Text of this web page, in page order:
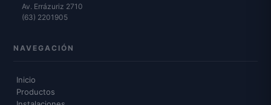
Av. Errázuriz 2710
(63) 2201905
NAVEGACIÓN
Inicio
Productos